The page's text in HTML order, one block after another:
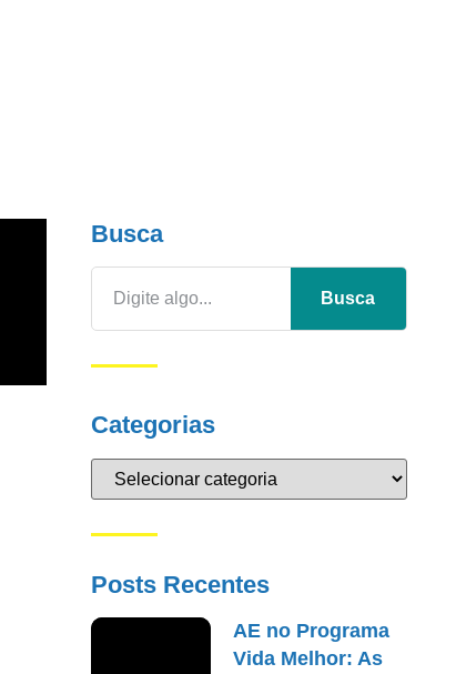
Busca
Busca
Categorias
Posts Recentes
AE no Programa
Vida Melhor: As